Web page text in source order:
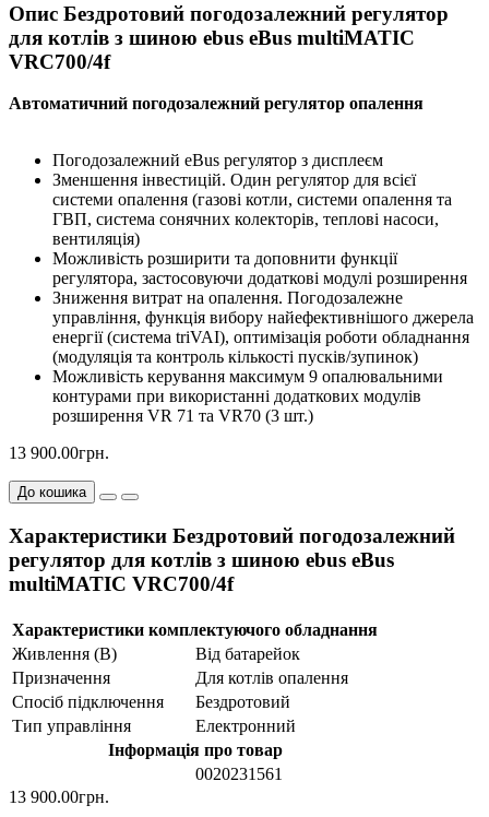
Опис Бездротовий погодозалежний регулятор
для котлів з шиною ebus eBus multiMATIC
VRC700/4f
Автоматичний погодозалежний регулятор опалення
Погодозалежний eBus регулятор з дисплеєм
Зменшення інвестицій. Один регулятор для всієї
системи опалення (газові котли, системи опалення та
ГВП, система сонячних колекторів, теплові насоси,
вентиляція)
Можливість розширити та доповнити функції
регулятора, застосовуючи додаткові модулі розширення
Зниження витрат на опалення. Погодозалежне
управління, функція вибору найефективнішого джерела
енергії (система triVAI), оптимізація роботи обладнання
(модуляція та контроль кількості пусків/зупинок)
Можливість керування максимум 9 опалювальними
контурами при використанні додаткових модулів
розширення VR 71 та VR70 (3 шт.)
13 900.00грн.
До кошика
Характеристики Бездротовий погодозалежний
регулятор для котлів з шиною ebus eBus
multiMATIC VRC700/4f
Характеристики комплектуючого обладнання
Живлення (В)
Від батарейок
Призначення
Для котлів опалення
Спосіб підключення
Бездротовий
Тип управління
Електронний
Інформація про товар
0020231561
13 900.00грн.